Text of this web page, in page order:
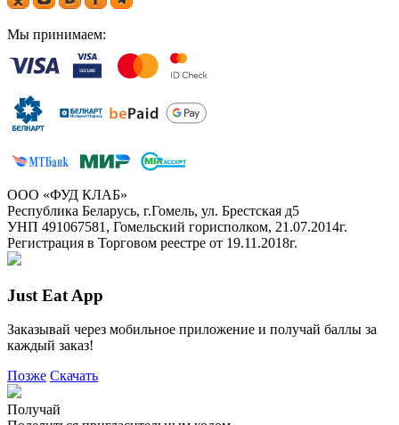
Мы принимаем:
ООО «ФУД КЛАБ»
Республика Беларусь, г.Гомель, ул. Брестская д5
УНП 491067581, Гомельский горисполком, 21.07.2014г.
Регистрация в Торговом реестре от 19.11.2018г.
Just Eat App
Заказывай через мобильное приложение и получай баллы за
каждый заказ!
Позже Скачать
Получай